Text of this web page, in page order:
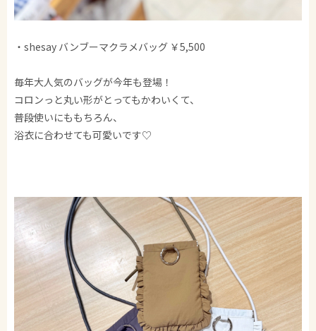
・shesay バンブーマクラメバッグ ￥5,500
毎年大人気のバッグが今年も登場！
コロンっと丸い形がとってもかわいくて、
普段使いにももちろん、
浴衣に合わせても可愛いです♡